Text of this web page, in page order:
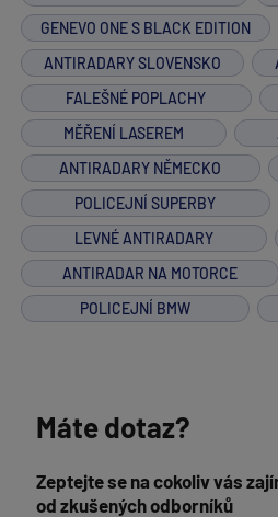
GENEVO ONE S BLACK EDITION
ANTIRADARY SLOVENSKO
FALEŠNÉ POPLACHY
MĚŘENÍ LASEREM
ANTIRADARY NĚMECKO
POLICEJNÍ SUPERBY
LEVNÉ ANTIRADARY
ANTIRADAR NA MOTORCE
POLICEJNÍ BMW
Máte dotaz?
Zeptejte se na cokoliv vás
od zkušených odborníků